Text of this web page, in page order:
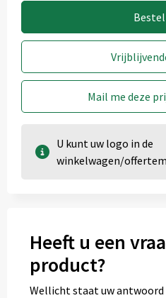
Mail me deze
U kunt uw logo in de
winkelwagen/
Heeft u een
product?
Wellicht staat uw antwoord